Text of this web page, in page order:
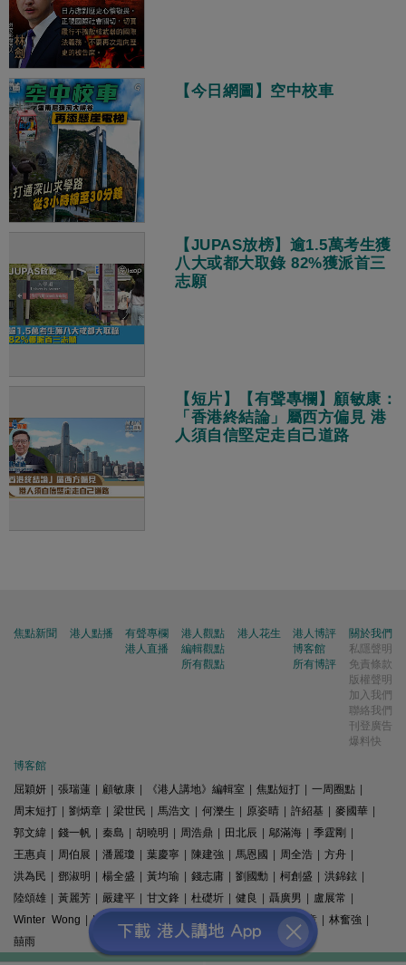
【今日網圖】空中校車
【JUPAS放榜】逾1.5萬考生獲
八大或都大取錄 82%獲派首三
志願
【短片】【有聲專欄】顧敏康：
「香港終結論」屬西方偏見 港
人須自信堅定走自己道路
焦點新聞 港人點播
有聲專欄
港人直播
港人觀點
編輯觀點
所有觀點
港人花生
港人博評
博客館
所有博評
關於我們
私隱聲明
免責條款
版權聲明
加入我們
聯絡我們
刊登廣告
爆料快
博客館
屈穎妍
張瑞蓮 顧敏康 《港人講地》編輯室 焦點短打 一周圈點
周末短打
劉炳章 梁世民 馬浩文 何濼生 原姿晴 許紹基 麥國華
郭文緯
錢一帆 秦島 胡曉明 周浩鼎 田北辰 鄔滿海 季霆剛
王惠貞
周伯展 潘麗瓊 葉慶寧 陳建強 馬恩國 周全浩 方舟
洪為民
鄧淑明 楊全盛 黃均瑜 錢志庸 劉國勳 柯創盛 洪錦鉉
陸頌雄
黃麗芳 嚴建平 甘文鋒 杜礎圻 健良 聶廣男 盧展常
Winter Wong
K2 梁文新 羅崑 姚銘 精選文章 林奮強
囍雨